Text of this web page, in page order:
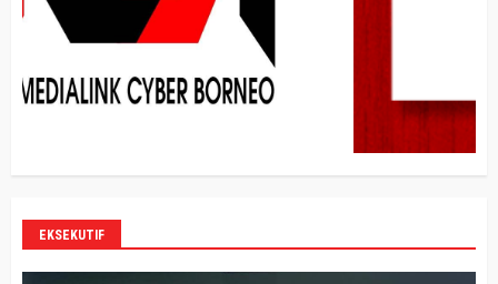
EKSEKUTIF